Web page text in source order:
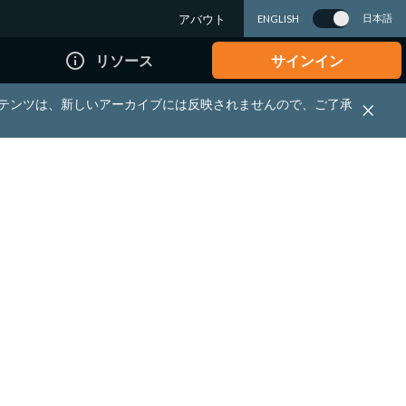
アバウト ENGLISH 日本語
info_outline リソース サインイン
ツは、新しいアーカイブには反映されませんので、ご了承